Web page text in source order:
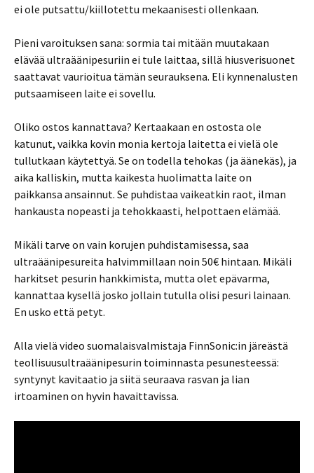
ei ole putsattu/kiillotettu mekaanisesti ollenkaan.
Pieni varoituksen sana: sormia tai mitään muutakaan
elävää ultraäänipesuriin ei tule laittaa, sillä hiusverisuonet
saattavat vaurioitua tämän seurauksena. Eli kynnenalusten
putsaamiseen laite ei sovellu.
Oliko ostos kannattava? Kertaakaan en ostosta ole
katunut, vaikka kovin monia kertoja laitetta ei vielä ole
tullutkaan käytettyä. Se on todella tehokas (ja äänekäs), ja
aika kalliskin, mutta kaikesta huolimatta laite on
paikkansa ansainnut. Se puhdistaa vaikeatkin raot, ilman
hankausta nopeasti ja tehokkaasti, helpottaen elämää.
Mikäli tarve on vain korujen puhdistamisessa, saa
ultraäänipesureita halvimmillaan noin 50€ hintaan. Mikäli
harkitset pesurin hankkimista, mutta olet epävarma,
kannattaa kysellä josko jollain tutulla olisi pesuri lainaan.
En usko että petyt.
Alla vielä video suomalaisvalmistaja FinnSonic:in järeästä
teollisuusultraäänipesurin toiminnasta pesunesteessä:
syntynyt kavitaatio ja siitä seuraava rasvan ja lian
irtoaminen on hyvin havaittavissa.